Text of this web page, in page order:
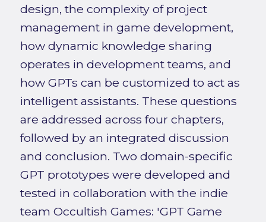
design, the complexity of project
management in game development,
how dynamic knowledge sharing
operates in development teams, and
how GPTs can be customized to act as
intelligent assistants. These questions
are addressed across four chapters,
followed by an integrated discussion
and conclusion. Two domain-specific
GPT prototypes were developed and
tested in collaboration with the indie
team Occultish Games: 'GPT Game